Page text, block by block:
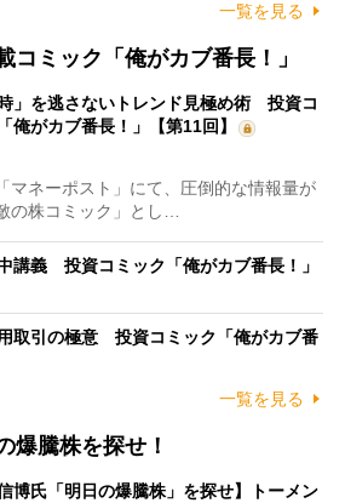
一覧を見る
コミック「俺がカブ番長！」
時」を逃さないトレンド見極め術 投資コ
俺がカブ番長！」【第11回】
ネーポスト」にて、圧倒的な情報量が
の株コミック」とし…
講義 投資コミック「俺がカブ番長！」
取引の極意 投資コミック「俺がカブ番
一覧を見る
爆騰株を探せ！
信博氏「明日の爆騰株」を探せ】トーメン